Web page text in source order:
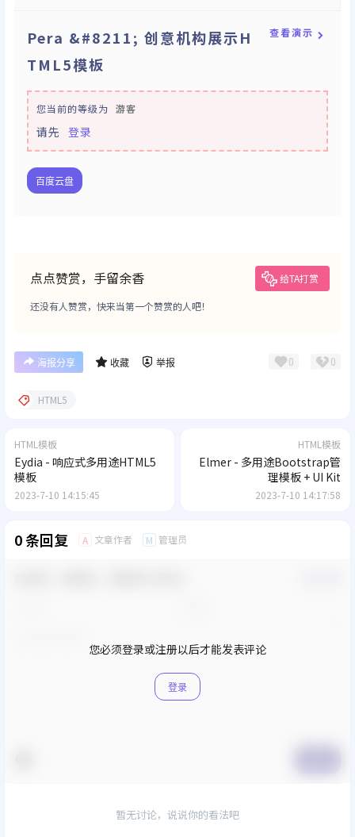
Pera &#8211; 创意机构展示H
TML5模板
查看演示
您当前的等级为 游客
请先 登录
百度云盘
点点赞赏，手留余香 给TA打赏
还没有人赞赏，快来当第一个赞赏的人吧！
海报分享 收藏 举报 0 0
HTML5
HTML模板
Eydia - 响应式多用途HTML5
模板
2023-7-10 14:15:45
HTML模板
Elmer - 多用途Bootstrap管
理模板 + UI Kit
2023-7-10 14:17:58
0 条回复 A 文章作者 M 管理员
您必须登录或注册以后才能发表评论
登录
暂无讨论，说说你的看法吧